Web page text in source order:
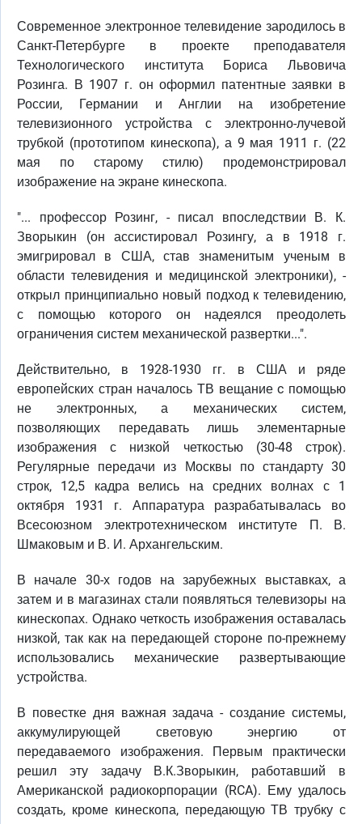
Современное электронное телевидение зародилось в
Санкт-Петербурге в проекте преподавателя
Технологического института Бориса Львовича
Розинга. В 1907 г. он оформил патентные заявки в
России, Германии и Англии на изобретение
телевизионного устройства с электронно-лучевой
трубкой (прототипом кинескопа), а 9 мая 1911 г. (22
мая по старому стилю) продемонстрировал
изображение на экране кинескопа.
"... профессор Розинг, - писал впоследствии В. К.
Зворыкин (он ассистировал Розингу, а в 1918 г.
эмигрировал в США, став знаменитым ученым в
области телевидения и медицинской электроники), -
открыл принципиально новый подход к телевидению,
с помощью которого он надеялся преодолеть
ограничения систем механической развертки...".
Действительно, в 1928-1930 гг. в США и ряде
европейских стран началось ТВ вещание c помощью
не электронных, а механических систем,
позволяющих передавать лишь элементарные
изображения с низкой четкостью (30-48 строк).
Регулярные передачи из Москвы по стандарту 30
строк, 12,5 кадра велись на средних волнах с 1
октября 1931 г. Аппаратура разрабатывалась во
Всесоюзном электротехническом институте П. В.
Шмаковым и В. И. Архангельским.
В начале 30-х годов на зарубежных выставках, а
затем и в магазинах стали появляться телевизоры на
кинескопах. Однако четкость изображения оставалась
низкой, так как на передающей стороне по-прежнему
использовались механические развертывающие
устройства.
В повестке дня важная задача - создание системы,
аккумулирующей световую энергию от
передаваемого изображения. Первым практически
решил эту задачу В.К.Зворыкин, работавший в
Американской радиокорпорации (RCA). Ему удалось
создать, кроме кинескопа, передающую ТВ трубку с